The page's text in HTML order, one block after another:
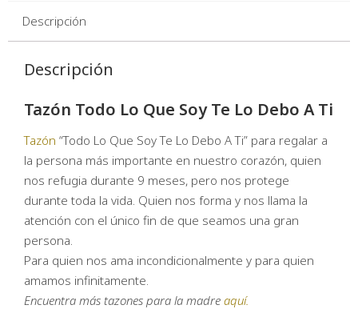
Descripción
Descripción
Tazón Todo Lo Que Soy Te Lo Debo A Ti
Tazón “Todo Lo Que Soy Te Lo Debo A Ti” para regalar a
la persona más importante en nuestro corazón, quien
nos refugia durante 9 meses, pero nos protege
durante toda la vida. Quien nos forma y nos llama la
atención con el único fin de que seamos una gran
persona.
Para quien nos ama incondicionalmente y para quien
amamos infinitamente.
Encuentra más tazones para la madre aquí.